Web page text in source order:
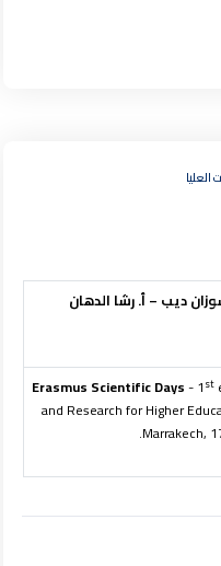
ديب – أ. رشا الدهان
Erasmus Scientific Days- 1st
and Research for Higher
Marrakech,